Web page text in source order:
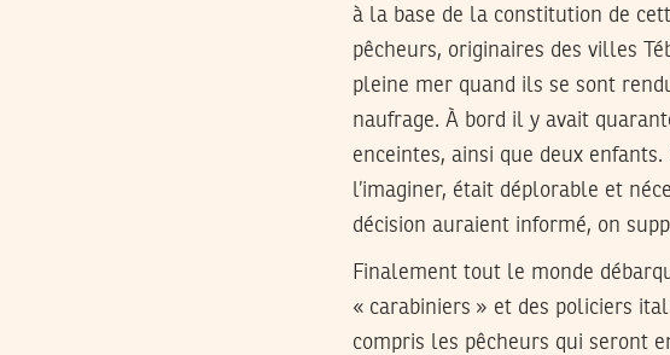
à la base de la constitution de
pêcheurs, originaires des villes
pleine mer quand ils se sont
naufrage. À bord il y avait
enceintes, ainsi que deux
l’imaginer, était déplorable et
décision auraient informé, on
Finalement tout le monde
« carabiniers » et des policiers
compris les pêcheurs qui seront